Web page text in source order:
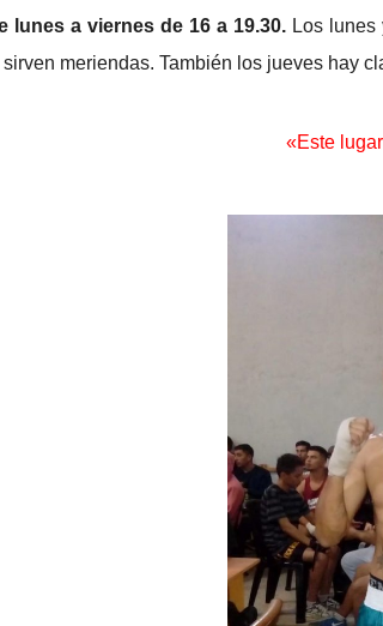
lunes a viernes de 16 a 19.30. Los
meriendas. También los jueves hay
«Este